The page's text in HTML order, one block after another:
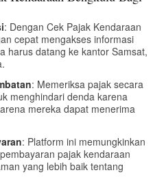
: Dengan Cek Pajak Kendaraan
cepat mengakses informasi
harus datang ke kantor Samsat,
: Memeriksa pajak secara
menghindari denda karena
mereka dapat menerima
: Platform ini memungkinkan
pajak kendaraan
yang lebih baik tentang